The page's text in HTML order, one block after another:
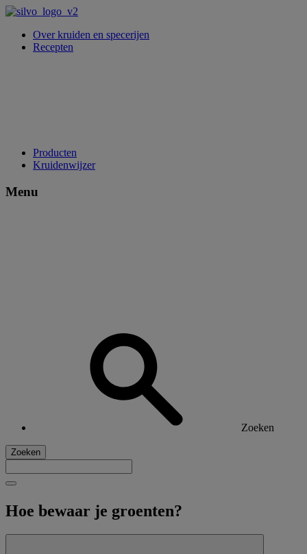
Over kruiden en specerijen
Recepten
Producten
Kruidenwijzer
Menu
Zoeken
Zoeken
Hoe bewaar je groenten?